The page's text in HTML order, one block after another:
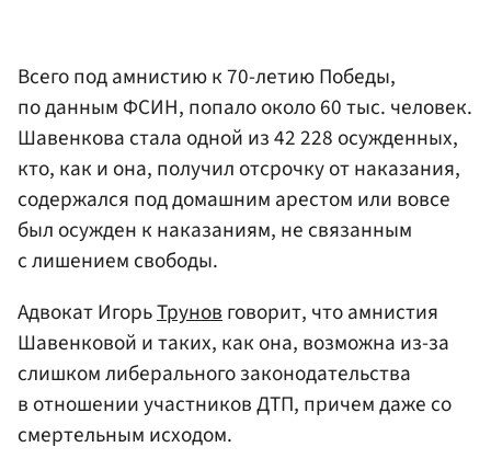
Всего под амнистию к 70-летию Победы,
по данным ФСИН, попало около 60 тыс. человек.
Шавенкова стала одной из 42 228 осужденных,
кто, как и она, получил отсрочку от наказания,
содержался под домашним арестом или вовсе
был осужден к наказаниям, не связанным
с лишением свободы.
Адвокат ИгорьТруновговорит, что амнистия
Шавенковой и таких, как она, возможна из-за
слишком либерального законодательства
в отношении участников ДТП, причем даже со
смертельным исходом.